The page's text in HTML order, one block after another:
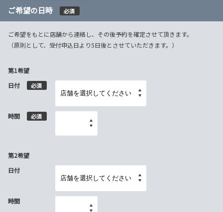
ご希望の日時 必須
ご希望をもとに店舗から連絡し、その後予約を確定させて頂きます。
（原則として、受付申込日より5日後とさせていただきます。）
第1希望
日付
必須
時間 必須
第2希望
日付
時間